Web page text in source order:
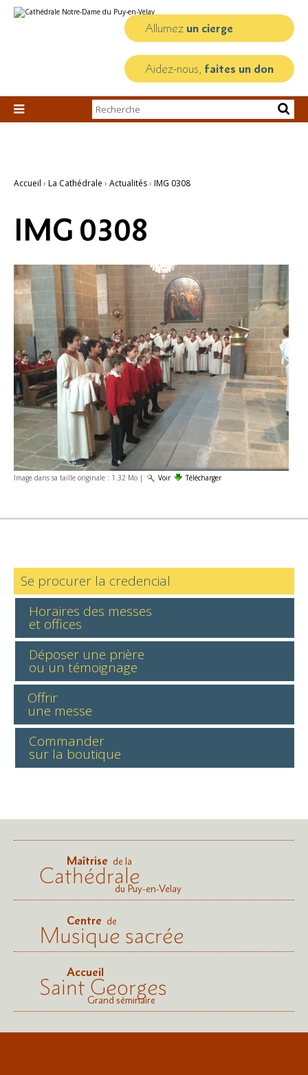
au
personnels
Allumez un cierge
Aidez-nous, faites un don

Chercher par
Recherche
Accueil › La Cathédrale › Actualités› IMG 0308
IMG 0308
Image dans sa taille originale : 1.32 Mo | Voir Télécharger
Se procurer la credencial
Horaires des messes
et offices
Déposer une prière
ou un témoignage
Offrir
une messe
Commander
sur la boutique
Maîtrise de la
Cathédraledu Puy-en-Velay
Centre de
Musique sacrée
Accueil
Saint Georges
Grand séminaire